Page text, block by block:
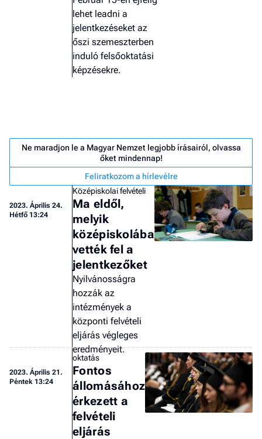
-
lehet leadni a
jelentkezéseket az
őszi szemeszterben
induló felsőoktatási
képzésekre.
Ne maradjon le a Magyar Nemzet legjobb írásairól, olvassa
őket mindennap!
Feliratkozom a hírlevélre
2023. Április 24.
Hétfő 13:24
Középiskolai felvételi
Ma eldől,
melyik
középiskolába
vették fel a
jelentkezőket
Nyilvánosságra
hozzák az
intézmények a
központi felvételi
eljárás végleges
eredményeit.
2023. Április 21.
Péntek 13:24
oktatás
Fontos
állomásához
érkezett a
felvételi
eljárás